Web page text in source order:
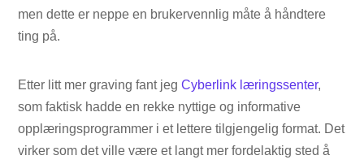
men dette er neppe en brukervennlig måte å håndtere
ting på.
Etter litt mer graving fant jegCyberlink læringssenter,
som faktisk hadde en rekke nyttige og informative
opplæringsprogrammer i et lettere tilgjengelig format. Det
virker som det ville være et langt mer fordelaktig sted å